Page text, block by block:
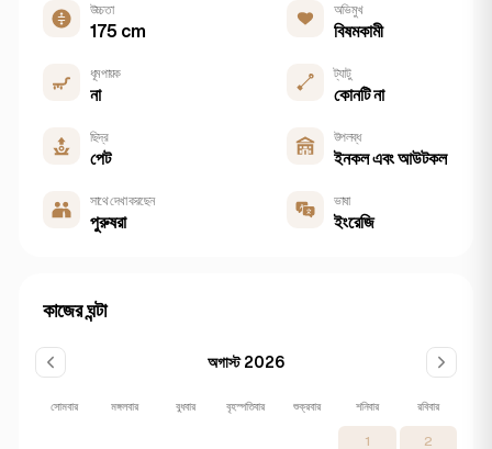
উচ্চতা
175 cm
অভিমুখ
বিষমকামী
ধূমপায়ক
না
ট্যাটু
কোনটি না
ছিদ্র
পেট
উপলব্ধ
ইনকল এবং আউটকল
সাথে দেখা করছেন
পুরুষরা
ভাষা
ইংরেজি
কাজের ঘন্টা
অগাস্ট 2026
সোমবার মঙ্গলবার বুধবার বৃহস্পতিবার শুক্রবার শনিবার রবিবার
1 2